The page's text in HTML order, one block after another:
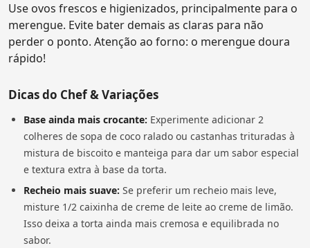
Use ovos frescos e higienizados, principalmente para o
merengue. Evite bater demais as claras para não
perder o ponto. Atenção ao forno: o merengue doura
rápido!
Dicas do Chef & Variações
Base ainda mais crocante: Experimente adicionar 2
colheres de sopa de coco ralado ou castanhas trituradas à
mistura de biscoito e manteiga para dar um sabor especial
e textura extra à base da torta.
Recheio mais suave: Se preferir um recheio mais leve,
misture 1/2 caixinha de creme de leite ao creme de limão.
Isso deixa a torta ainda mais cremosa e equilibrada no
sabor.